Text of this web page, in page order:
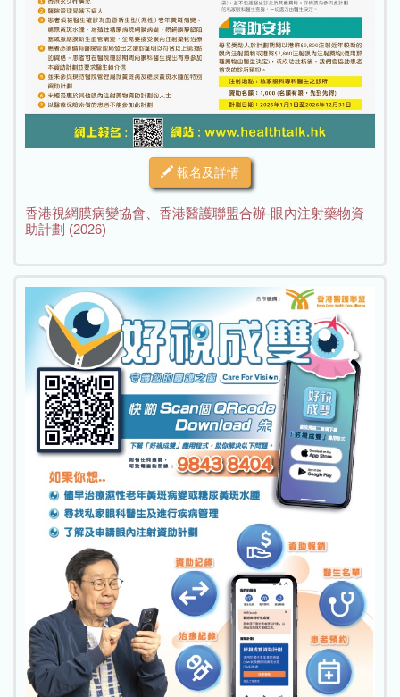
報名及詳情
香港視網膜病變協會、香港醫護聯盟合辦-眼內注射藥物資
助計劃 (2026)